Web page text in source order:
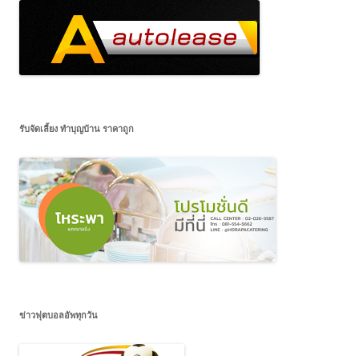
รับจัดเลี้ยง ทำบุญบ้าน ราคาถูก
ข่าวฟุตบอลอัพทุกวัน